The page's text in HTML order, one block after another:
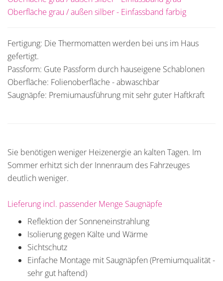
Oberfläche grau / außen silber - Einfassband farbig
Fertigung: Die Thermomatten werden bei uns im Haus
gefertigt.
Passform: Gute Passform durch hauseigene Schablonen
Oberfläche: Folienoberfläche - abwaschbar
Saugnäpfe: Premiumausführung mit sehr guter Haftkraft
Sie benötigen weniger Heizenergie an kalten Tagen. Im
Sommer erhitzt sich der Innenraum des Fahrzeuges
deutlich weniger.
Lieferung incl. passender Menge Saugnäpfe
Reflektion der Sonneneinstrahlung
Isolierung gegen Kälte und Wärme
Sichtschutz
Einfache Montage mit Saugnäpfen (Premiumqualität -
sehr gut haftend)